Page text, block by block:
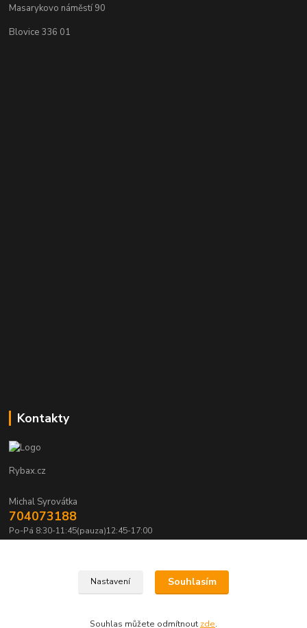
Masarykovo náměstí 90
Blovice 336 01
Kontakty
Rybax.cz
Michal Syrovátka
704073188
Po-Pá 8:30-11:45(pauza)12:45-17:00
Nastavení Souhlasím
Souhlas můžete odmítnout zde.